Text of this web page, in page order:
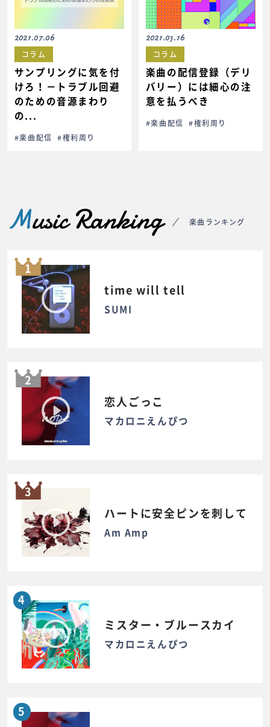
2021.07.06
コラム
サンプリングに気を付
けろ！－トラブル回避
のための音源まわり
の...
#楽曲配信 #権利周り
2021.03.16
コラム
楽曲の配信登録（デリ
バリー）には細心の注
意を払うべき
#楽曲配信 #権利周り
Music Ranking 楽曲ランキング
1
time will tell
SUMI
2
恋人ごっこ
マカロニえんぴつ
3
ハートに安全ピンを刺して
Am Amp
4
ミスター・ブルースカイ
マカロニえんぴつ
5